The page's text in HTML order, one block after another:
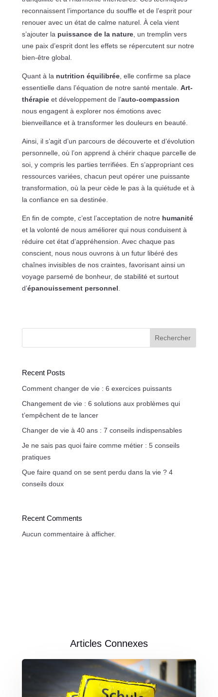
reconnaissent l’importance du souffle et de l’esprit pour
renouer avec un état de calme naturel. À cela vient
s’ajouter la puissance de la nature, un tremplin vers
une paix d’esprit dont les effets se répercutent sur notre
bien-être global.
Quant à la nutrition équilibrée, elle confirme sa place
essentielle dans l’équation de notre santé mentale. Art-
thérapieet développement de l’auto-compassion
nous engagent à explorer nos émotions avec
bienveillance et à transformer les douleurs en beauté.
Ainsi, il s’agit d’un parcours de découverte et d’évolution
personnelle, où l’on apprend à chérir chaque parcelle de
soi, y compris les parties terrifiées. En s’appropriant ces
ressources variées, chacun peut opérer une puissante
transformation, où la peur cède le pas à la quiétude et à
la confiance en sa destinée.
En fin de compte, c’est l’acceptation de notre humanité
et la volonté de nous améliorer qui nous conduisent à
réduire cet état d’appréhension. Avec chaque pas
conscient, nous nous ouvrons à un futur libéré des
chaînes invisibles de nos craintes, favorisant ainsi un
voyage parsemé de bonheur, de stabilité et surtout
d’épanouissement personnel
Rechercher
Recent Posts
Comment changer de vie : 6 exercices puissants
Changement de vie : 6 solutions aux problèmes qui
t’empêchent de te lancer
Changer de vie à 40 ans : 7 conseils indispensables
Je ne sais pas quoi faire comme métier : 5 conseils
pratiques
Que faire quand on se sent perdu dans la vie ? 4
conseils doux
Recent Comments
Aucun commentaire à afficher.
Articles Connexes